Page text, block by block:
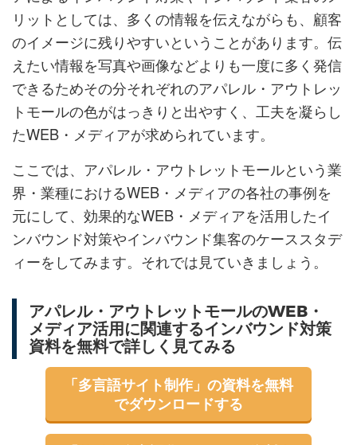
リットとしては、多くの情報を伝えながらも、顧客
のイメージに残りやすいということがあります。伝
えたい情報を写真や画像などよりも一度に多く発信
できるためその分それぞれのアパレル・アウトレッ
トモールの色がはっきりと出やすく、工夫を凝らし
たWEB・メディアが求められています。
ここでは、アパレル・アウトレットモールという業
界・業種におけるWEB・メディアの各社の事例を
元にして、効果的なWEB・メディアを活用したイ
ンバウンド対策やインバウンド集客のケーススタデ
ィーをしてみます。それでは見ていきましょう。
アパレル・アウトレットモールのWEB・
メディア活用に関連するインバウンド対策
資料を無料で詳しく見てみる
「多言語サイト制作」の資料を無料
でダウンロードする